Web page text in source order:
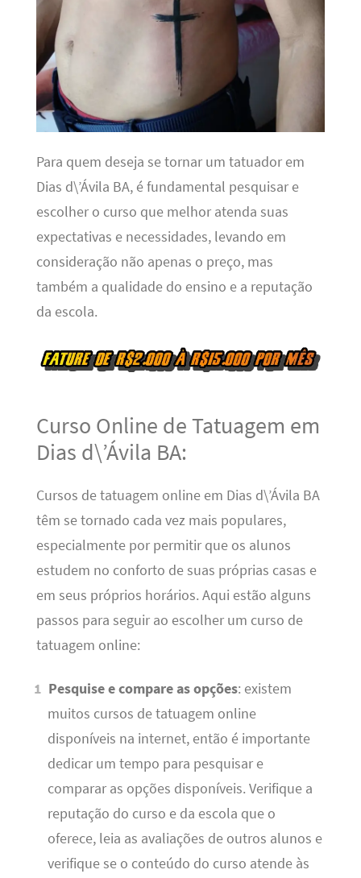
Para quem deseja se tornar um tatuador em
Dias d\’Ávila BA, é fundamental pesquisar e
escolher o curso que melhor atenda suas
expectativas e necessidades, levando em
consideração não apenas o preço, mas
também a qualidade do ensino e a reputação
da escola.
Curso Online de Tatuagem em
Dias d\’Ávila BA:
Cursos de tatuagem online em Dias d\’Ávila BA
têm se tornado cada vez mais populares,
especialmente por permitir que os alunos
estudem no conforto de suas próprias casas e
em seus próprios horários. Aqui estão alguns
passos para seguir ao escolher um curso de
tatuagem online:
Pesquise e compare as opções: existem
muitos cursos de tatuagem online
disponíveis na internet, então é importante
dedicar um tempo para pesquisar e
comparar as opções disponíveis. Verifique a
reputação do curso e da escola que o
oferece, leia as avaliações de outros alunos e
verifique se o conteúdo do curso atende às